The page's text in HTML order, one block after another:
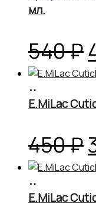
мл.
540₽
корзину
E.MiLac
450₽
корзину
E.MiLac